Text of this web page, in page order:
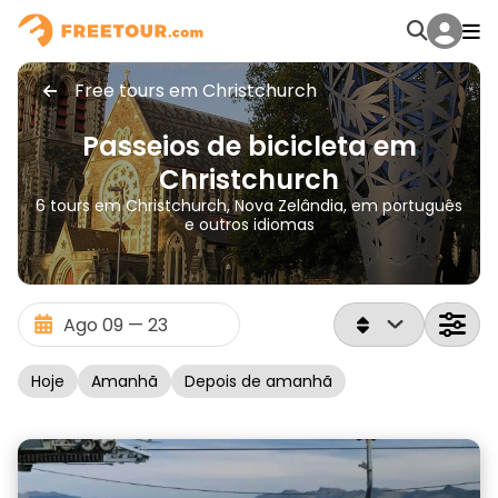
Free tours em Christchurch
Passeios de bicicleta em
Christchurch
6 tours em Christchurch, Nova Zelândia, em português
e outros idiomas
Hoje Amanhã Depois de amanhã